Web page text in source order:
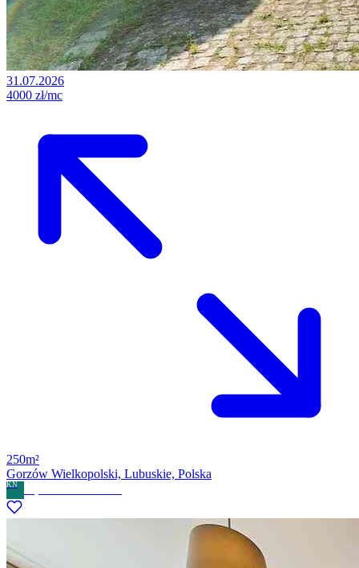
31.07.2026
4000 zł/mc
250m²
Gorzów Wielkopolski, Lubuskie, Polska
KN